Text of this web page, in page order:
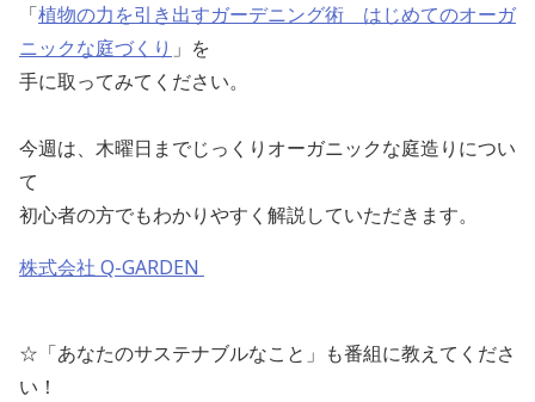
「植物の力を引き出すガーデニング術 はじめてのオーガ
ニックな庭づくり 」を
手に取ってみてください。
今週は、木曜日までじっくりオーガニックな庭造りについ
て
初心者の方でもわかりやすく解説していただきます。
株式会社 Q-GARDEN
☆「あなたのサステナブルなこと」も番組に教えてくださ
い！